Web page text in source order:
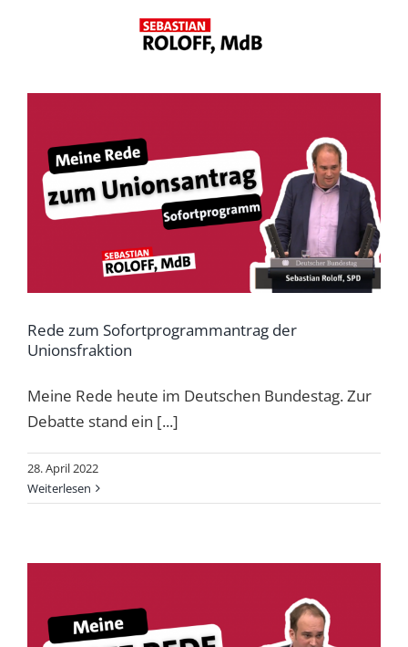
Rede zum Sofortprogrammantrag der
Unionsfraktion
Meine Rede heute im Deutschen Bundestag. Zur
Debatte stand ein [...]
28. April 2022
Weiterlesen